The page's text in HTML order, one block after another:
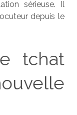
sérieuse. Il
depuis le
tchat